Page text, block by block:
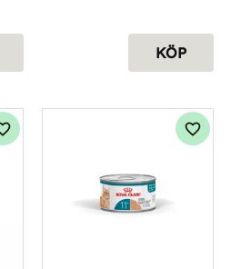
KÖP
Lägg till i favoriter Lägg